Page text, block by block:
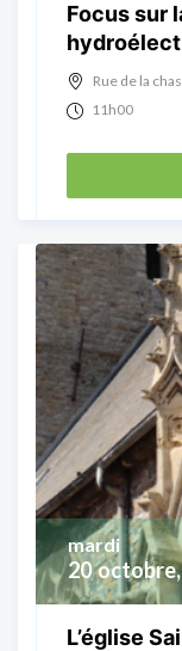
Focus sur
Rue de la
11h00
20
mardi
L’église